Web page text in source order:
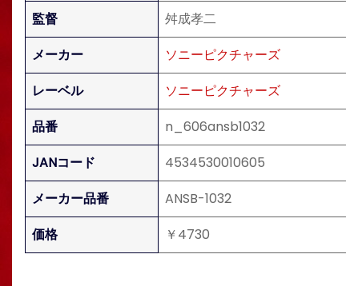
監督
舛成孝二
メーカー
ソニーピクチャーズ
レーベル
ソニーピクチャーズ
品番
n_606ansb1032
JANコード
4534530010605
メーカー品番
ANSB-1032
価格
￥4730